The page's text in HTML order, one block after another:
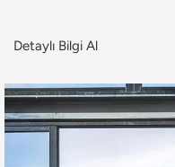
Detaylı Bilgi Al